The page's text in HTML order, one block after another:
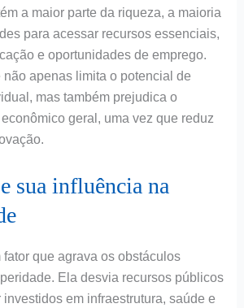
a maior parte da riqueza, a maioria
para acessar recursos essenciais,
e oportunidades de emprego.
não apenas limita o potencial de
mas também prejudica o
geral, uma vez que reduz
sua influência na
fator que agrava os obstáculos
Ela desvia recursos públicos
em infraestrutura, saúde e